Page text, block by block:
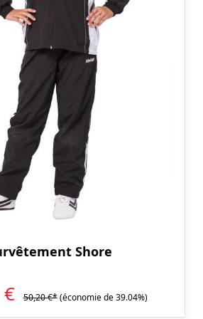
Shore
50,20 €* (économie de 39.04%)